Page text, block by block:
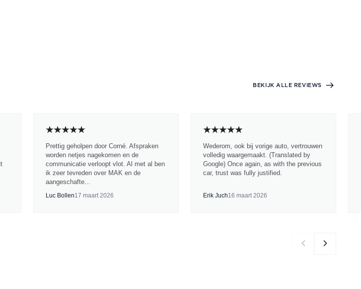
BEKIJK ALLE REVIEWS
Prettig geholpen door Corné. Afspraken
worden netjes nagekomen en de
communicatie verloopt vlot. Al met al ben
ik zeer tevreden over MAK en de
aangeschafte...
Luc Bollen17 maart 2026
Wederom, ook bij vorige auto, vertrouwen
volledig waargemaakt. (Translated by
Google) Once again, as with the previous
car, trust was fully justified.
Erik Juch16 maart 2026